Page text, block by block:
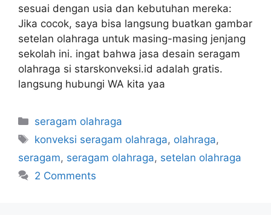
sesuai dengan usia dan kebutuhan mereka:
Jika cocok, saya bisa langsung buatkan gambar
setelan olahraga untuk masing-masing jenjang
sekolah ini. ingat bahwa jasa desain seragam
olahraga si starskonveksi.id adalah gratis.
langsung hubungi WA kita yaa
seragam olahraga
konveksi seragam olahraga, olahraga,
seragam, seragam olahraga, setelan olahraga
2 Comments